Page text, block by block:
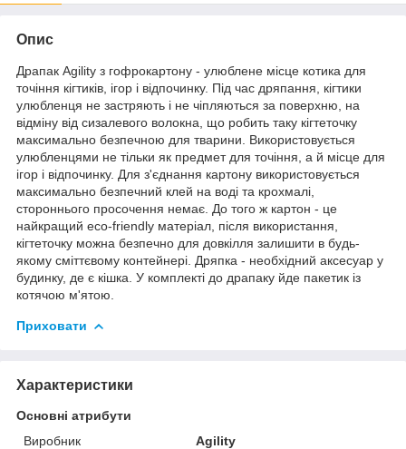
Опис
Драпак Agility з гофрокартону - улюблене місце котика для
точіння кігтиків, ігор і відпочинку. Під час дряпання, кігтики
улюбленця не застряють і не чіпляються за поверхню, на
відміну від сизалевого волокна, що робить таку кігтеточку
максимально безпечною для тварини. Використовується
улюбленцями не тільки як предмет для точіння, а й місце для
ігор і відпочинку. Для з'єднання картону використовується
максимально безпечний клей на воді та крохмалі,
стороннього просочення немає. До того ж картон - це
найкращий eco-friendly матеріал, після використання,
кігтеточку можна безпечно для довкілля залишити в будь-
якому сміттєвому контейнері. Дряпка - необхідний аксесуар у
будинку, де є кішка. У комплекті до драпаку йде пакетик із
котячою м'ятою.
Приховати
Характеристики
Основні атрибути
Виробник
Agility